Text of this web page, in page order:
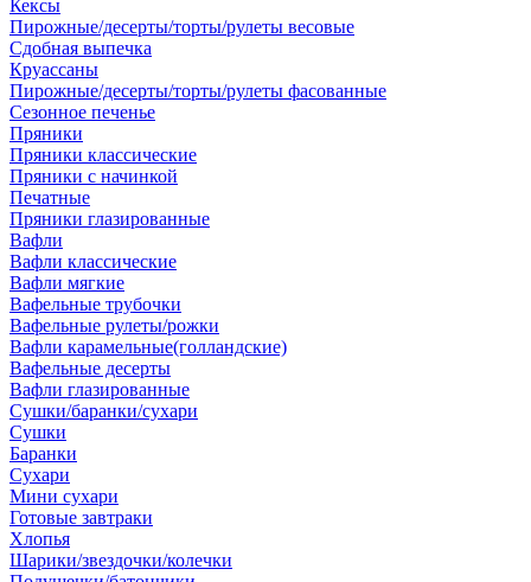
Кексы
Пирожные/десерты/торты/рулеты весовые
Сдобная выпечка
Круассаны
Пирожные/десерты/торты/рулеты фасованные
Сезонное печенье
Пряники
Пряники классические
Пряники с начинкой
Печатные
Пряники глазированные
Вафли
Вафли классические
Вафли мягкие
Вафельные трубочки
Вафельные рулеты/рожки
Вафли карамельные(голландские)
Вафельные десерты
Вафли глазированные
Сушки/баранки/сухари
Сушки
Баранки
Сухари
Мини сухари
Готовые завтраки
Хлопья
Шарики/звездочки/колечки